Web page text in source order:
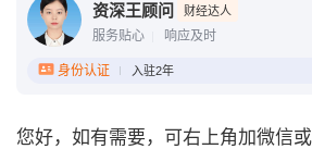
资深王顾问 财经达人
服务贴心 响应及时
身份认证 入驻2年
您好，如有需要，可右上角加微信